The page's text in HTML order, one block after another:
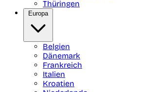
Thüringen
Europa
Belgien
Dänemark
Frankreich
Italien
Kroatien